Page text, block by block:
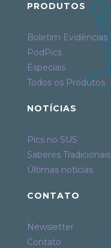
PRODUTOS
Boletim Evidências
PodPics
Especiais
Todos os Produtos
NOTÍCIAS
Pics no SUS
Saberes Tradicionais
Últimas notícias
CONTATO
Newsletter
Contato